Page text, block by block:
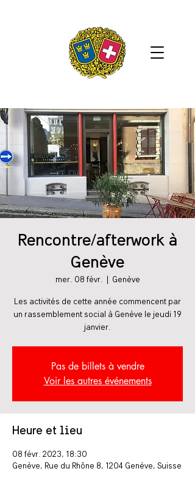
Rencontre/afterwork à
Genève
mer. 08 févr. Genève
Les activités de cette année commencent par
un rassemblement social à Genève le jeudi 19
janvier.
Pas de billets à vendre
Voir les autres événements
Heure et lieu
08 févr. 2023, 18:30
Genève, Rue du Rhône 8, 1204 Genève, Suisse